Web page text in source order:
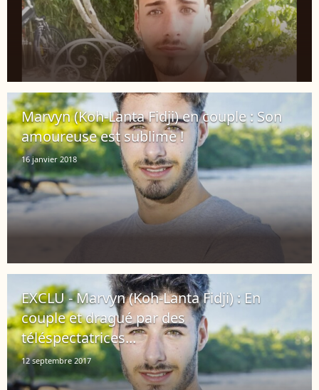
Marvyn (Koh-Lanta Fidji) en couple : Son
amoureuse est sublime !
16 janvier 2018
EXCLU - Marvyn (Koh-Lanta Fidji) : En
couple et dragué par des
téléspectatrices...
12 septembre 2017